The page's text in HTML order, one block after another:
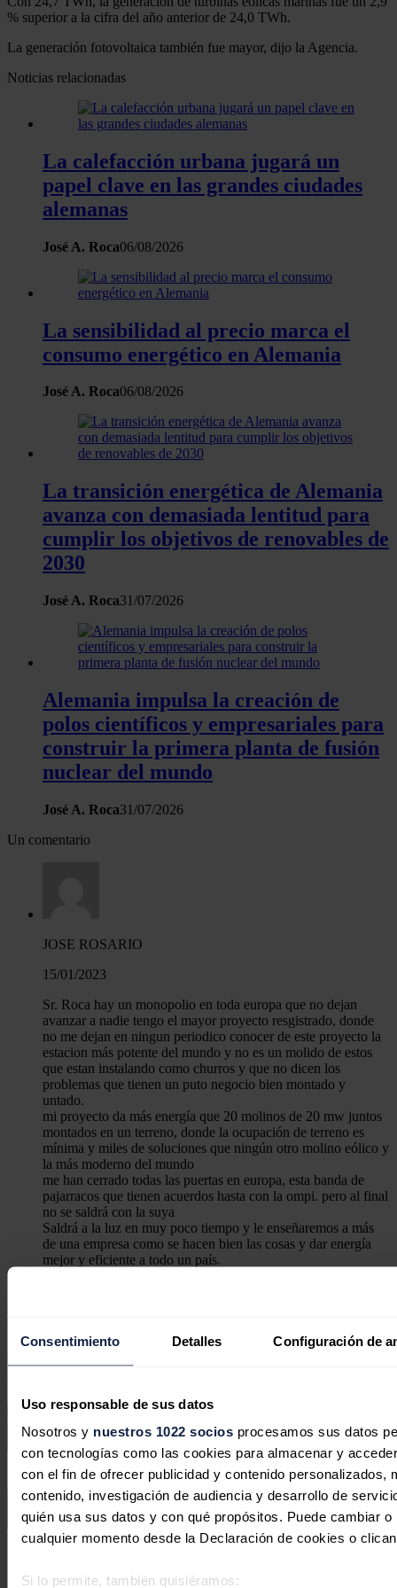
Consentimiento Detalles Configuración de
Uso responsable de sus datos
Nosotros y nuestros 1022 sociosprocesamos sus datos
con tecnologías como las cookies para almacenar y
con el fin de ofrecer publicidad y contenido personalizados,
contenido, investigación de audiencia y desarrollo de
quién usa sus datos y con qué propósitos. Puede cambiar
cualquier momento desde la Declaración de cookies o
Si lo permite, también quisiéramos:
% superior a la cifra del año anterior de 24,0 TWh.
La generación fotovoltaica también fue mayor, dijo la Agencia.
Noticias relacionadas
La calefacción urbana jugará un
papel clave en las grandes ciudades
alemanas
José A. Roca06/08/2026
La sensibilidad al precio marca el
consumo energético en Alemania
José A. Roca06/08/2026
La transición energética de Alemania
avanza con demasiada lentitud para
cumplir los objetivos de renovables de
2030
José A. Roca31/07/2026
Alemania impulsa la creación de
polos científicos y empresariales para
construir la primera planta de fusión
nuclear del mundo
José A. Roca31/07/2026
Un comentario
JOSE ROSARIO
15/01/2023
Sr. Roca hay un monopolio en toda europa que no dejan
avanzar a nadie tengo el mayor proyecto resgistrado, donde
no me dejan en ningun periodico conocer de este proyecto la
estacion más potente del mundo y no es un molido de estos
que estan instalando como churros y que no dicen los
problemas que tienen un puto negocio bien montado y
untado.
mi proyecto da más energía que 20 molinos de 20 mw juntos
montados en un terreno, donde la ocupación de terreno es
mínima y miles de soluciones que ningún otro molino eólico y
la más moderno del mundo
me han cerrado todas las puertas en europa, esta banda de
pajarracos que tienen acuerdos hasta con la ompi. pero al final
no se saldrá con la suya
Saldrá a la luz en muy poco tiempo y le enseñaremos a más
de una empresa como se hacen bien las cosas y dar energía
mejor y eficiente a todo un país.
Deja tu comentario
Tu dirección de correo electrónico no será publicada. Todos los
Este sitio web está protegido por reCAPTCHA y la
Política de
privacidady Términos de serviciode Google aplican.
Enviar comentario